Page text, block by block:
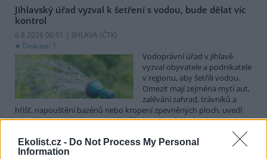
Ekolist.cz - Do Not Process My Personal
Information
Jihlavský úřad vyzval k šetření s vodou, bude dělat víc
kontrol
6.8.2026 00:51 | JIHLAVA (ČTK)
Diskuse: 1
Vodoprávní úřad v Jihlavě
vyzval obyvatele a podnikatele
v regionu, aby šetřili vodou.
Omezit mají zejména mytí aut,
zalévání zahrad, trávníků a
hřišť, napouštění bazénů nebo kropení zpevněných ploch, uvedl
mluvčí radnice Radovan Daněk. Úřad podle něj bude víc
kontrolovat povolené odběry. Výzva k šetření vodou platí pro
všechny obce spadající pod Jihlavu jako obec s rozšířenou
působností.